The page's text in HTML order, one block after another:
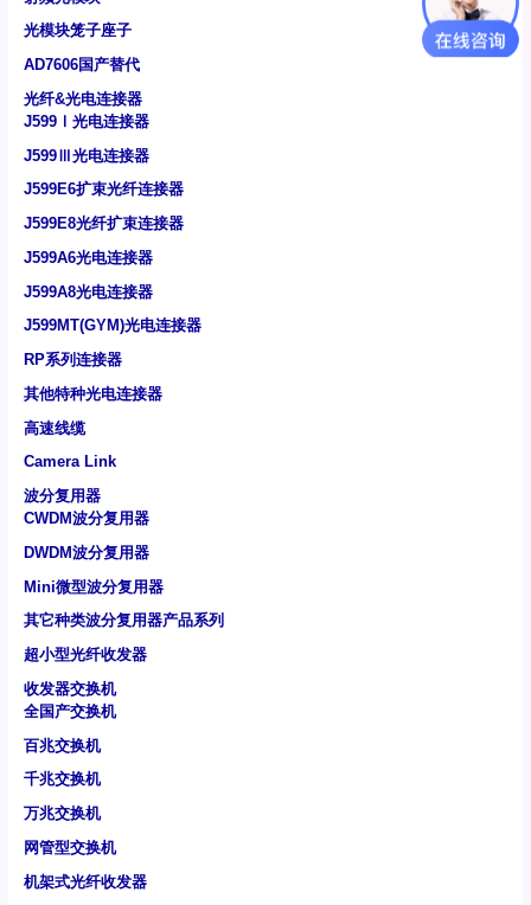
光模块笼子座子
AD7606国产替代
光纤&光电连接器
J599Ⅰ光电连接器
J599Ⅲ光电连接器
J599E6扩束光纤连接器
J599E8光纤扩束连接器
J599A6光电连接器
J599A8光电连接器
J599MT(GYM)光电连接器
RP系列连接器
其他特种光电连接器
高速线缆
Camera Link
波分复用器
CWDM波分复用器
DWDM波分复用器
Mini微型波分复用器
其它种类波分复用器产品系列
超小型光纤收发器
收发器交换机
全国产交换机
百兆交换机
千兆交换机
万兆交换机
网管型交换机
机架式光纤收发器